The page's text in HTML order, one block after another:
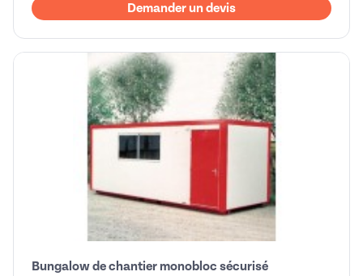
Demander un devis
Bungalow de chantier monobloc sécurisé